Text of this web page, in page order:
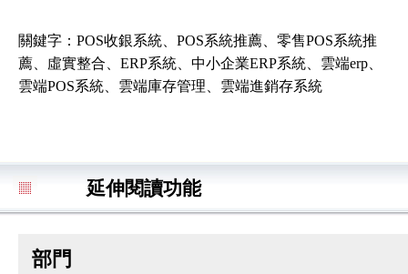
關鍵字：POS收銀系統、POS系統推薦、零售POS系統推
薦、虛實整合、ERP系統、中小企業ERP系統、雲端erp、
雲端POS系統、雲端庫存管理、雲端進銷存系統
延伸閱讀功能
部門